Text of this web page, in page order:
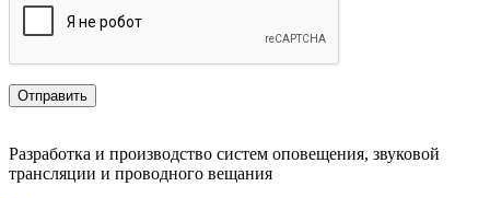
Разработка и производство систем оповещения, звуковой
трансляции и проводного вещания